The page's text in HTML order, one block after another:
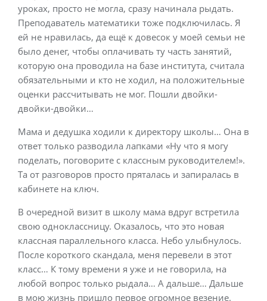
уроках, просто не могла, сразу начинала рыдать.
Преподаватель математики тоже подключилась. Я
ей не нравилась, да ещё к довесок у моей семьи не
было денег, чтобы оплачивать ту часть занятий,
которую она проводила на базе института, считала
обязательными и кто не ходил, на положительные
оценки рассчитывать не мог. Пошли двойки-
двойки-двойки…
Мама и дедушка ходили к директору школы… Она в
ответ только разводила лапками «Ну что я могу
поделать, поговорите с классным руководителем!».
Та от разговоров просто пряталась и запиралась в
кабинете на ключ.
В очередной визит в школу мама вдруг встретила
свою одноклассницу. Оказалось, что это новая
классная параллельного класса. Небо улыбнулось.
После короткого скандала, меня перевели в этот
класс… К тому времени я уже и не говорила, на
любой вопрос только рыдала… А дальше… Дальше
в мою жизнь пришло первое огромное везение.